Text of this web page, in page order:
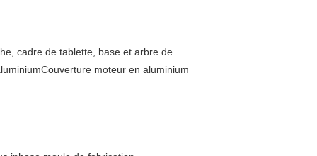
cadre de tablette, base et arbre de
moteur en aluminium